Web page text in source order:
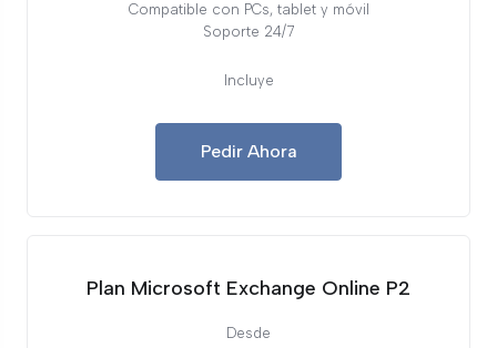
Incluye
Compatible con PCs, tablet y móvil
Soporte 24/7
Pedir Ahora
Plan Microsoft Exchange Online P2
Desde